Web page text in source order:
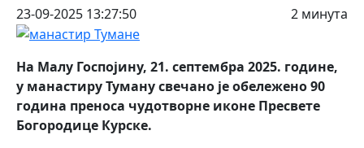
23-09-2025 13:27:50 2 минута
Нa Малу Госпојину, 21. септембра 2025. године,
у манастиру Туману свечано је обележено 90
година преноса чудотворне иконе Пресвете
Богородице Курске.